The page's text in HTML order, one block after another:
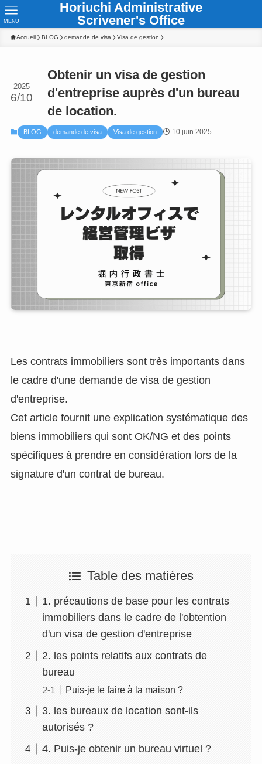
Horiuchi Administrative
Scrivener's Office
MENU
Accueil BLOG demande de visa Visa de gestion
Obtenir un visa de gestion
d'entreprise auprès d'un bureau
de location.
2025
6/10
BLOG demande de visa Visa de gestion 10 juin 2025.
Les contrats immobiliers sont très importants dans
le cadre d'une demande de visa de gestion
d'entreprise.
Cet article fournit une explication systématique des
biens immobiliers qui sont OK/NG et des points
spécifiques à prendre en considération lors de la
signature d'un contrat de bureau.
Table des matières
1. précautions de base pour les contrats
immobiliers dans le cadre de l'obtention
d'un visa de gestion d'entreprise
2. les points relatifs aux contrats de
bureau
Puis-je le faire à la maison ?
3. les bureaux de location sont-ils
autorisés ?
4. Puis-je obtenir un bureau virtuel ?